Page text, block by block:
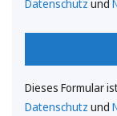
Datenschutz und
Dieses Formular
Datenschutz und